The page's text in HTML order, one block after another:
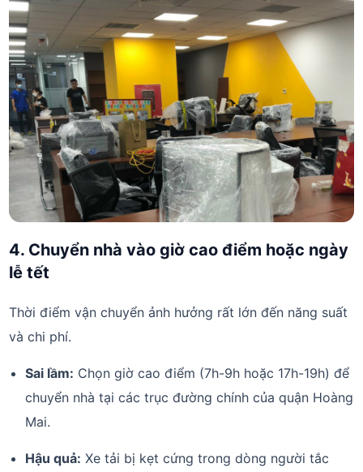
4. Chuyển nhà vào giờ cao điểm hoặc ngày
lễ tết
Thời điểm vận chuyển ảnh hưởng rất lớn đến năng suất
và chi phí.
Sai lầm: Chọn giờ cao điểm (7h-9h hoặc 17h-19h) để
chuyển nhà tại các trục đường chính của quận Hoàng
Mai.
Hậu quả: Xe tải bị kẹt cứng trong dòng người tắc